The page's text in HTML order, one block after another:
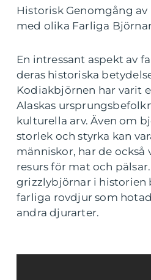
Historisk Genomgång
med olika Farliga
En intressant aspekt av
deras historiska
Kodiakbjörnen har varit
Alaskas
kulturella arv. Även om
storlek och styrka kan
människor, har de också
resurs för mat och
grizzlybjörnar i historien
farliga rovdjur som
andra djurarter.